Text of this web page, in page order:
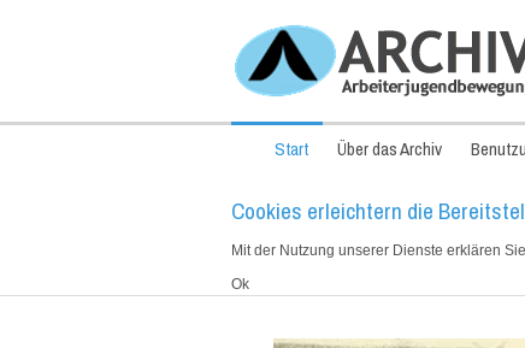
Start Über das Archiv
Cookies erleichtern die
Mit der Nutzung unserer Dienste erklären
Ok